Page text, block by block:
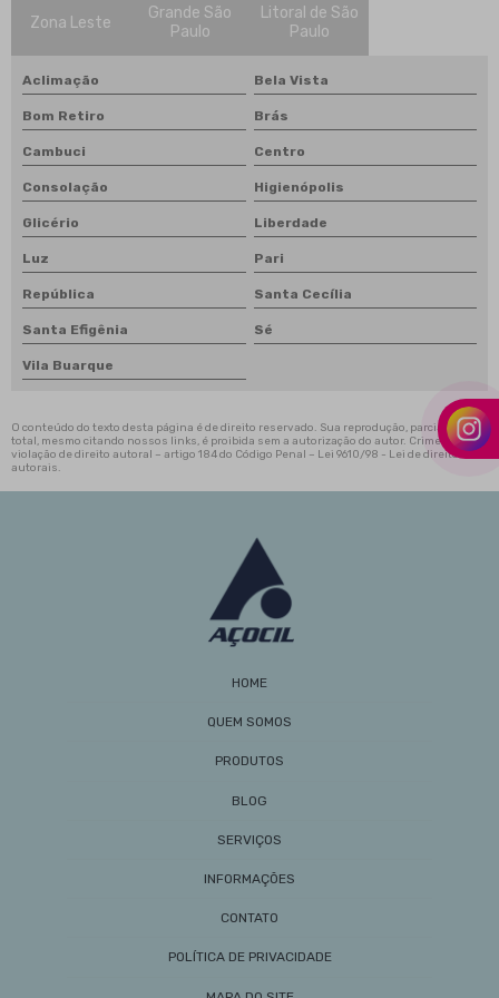
Fornecedor de aço
Fornecedor de barra chata de aço
Fornecedor de barra quadrada de ferro
Fornecedor de perfis metálicos estruturais
Perfis e chapas de aço
Perfis metálicos
Viga i de aço estrutural
Viga u laminada
Vigas e perfis estruturais
Zona Leste
Grande São
Paulo
Litoral de São
Paulo
Aclimação Bela Vista
Bom Retiro Brás
Cambuci Centro
Consolação Higienópolis
Glicério Liberdade
Luz Pari
República Santa Cecília
Santa Efigênia Sé
Vila Buarque
O conteúdo do texto desta página é de direito reservado. Sua reprodução, parcial ou
total, mesmo citando nossos links, é proibida sem a autorização do autor. Crime de
violação de direito autoral – artigo 184 do Código Penal – Lei 9610/98 - Lei de direitos
autorais.
HOME
QUEM SOMOS
PRODUTOS
BLOG
SERVIÇOS
INFORMAÇÕES
CONTATO
POLÍTICA DE PRIVACIDADE